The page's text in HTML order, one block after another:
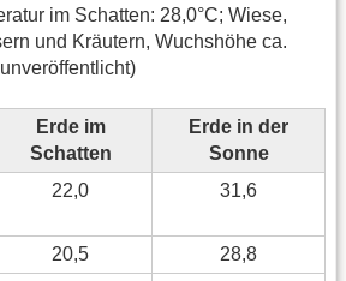
im Schatten: 28,0°C; Wiese,
und Kräutern, Wuchshöhe ca.
Erde im
Schatten
Erde in der
Sonne
22,0 31,6
20,5
28,8